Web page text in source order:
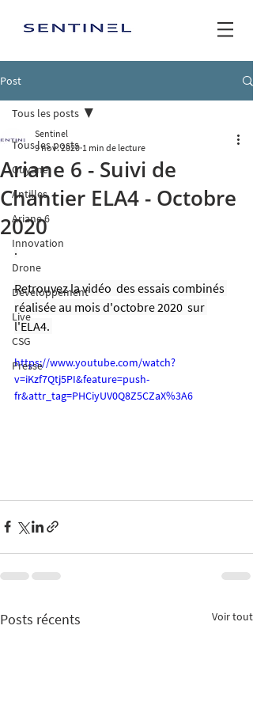
Post
Tous les posts
Guyane
Antilles
Ariane 6
Innovation
Drone
Développement
Live
CSG
Presse
Tous les posts
Ariane 6 - Suivi de
Chantier ELA4 - Octobre
2020
Sentinel
9 nov. 2020 1 min de lecture
.
Retrouvez la vidéo  des essais combinés
réalisée au mois d'octobre 2020  sur
l'ELA4.
https://www.youtube.com/watch?
v=iKzf7Qtj5PI&feature=push-
fr&attr_tag=PHCiyUV0Q8Z5CZaX%3A6
Posts récents Voir tout